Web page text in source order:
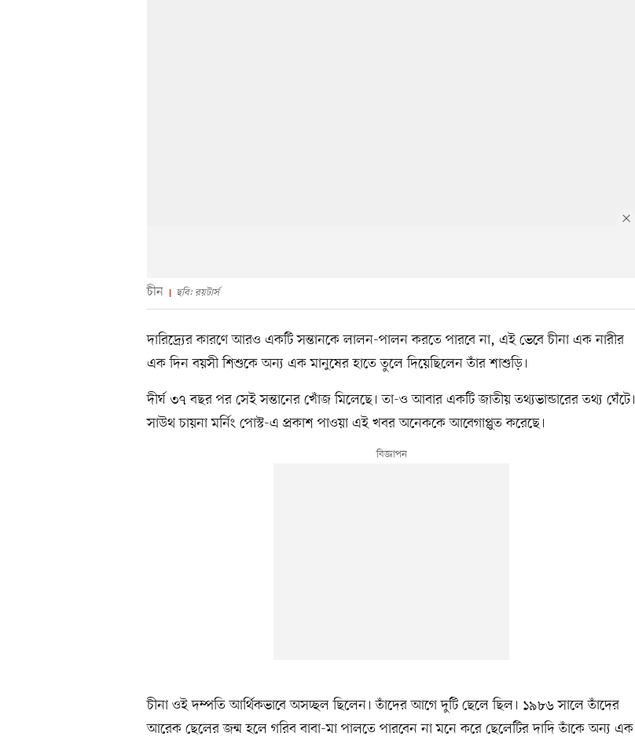
চীন ছবি: রয়টার্স
দারিদ্র্যের কারণে আরও একটি সন্তানকে লালন-পালন করতে পারবে না, এই ভেবে চীনা এক নারীর
এক দিন বয়সী শিশুকে অন্য এক মানুষের হাতে তুলে দিয়েছিলেন তাঁর শাশুড়ি।
দীর্ঘ ৩৭ বছর পর সেই সন্তানের খোঁজ মিলেছে। তা-ও আবার একটি জাতীয় তথ্যভান্ডারের তথ্য ঘেঁটে।
সাউথ চায়না মর্নিং পোস্ট-এ প্রকাশ পাওয়া এই খবর অনেককে আবেগাপ্লুত করেছে।
চীনা ওই দম্পতি আর্থিকভাবে অসচ্ছল ছিলেন। তাঁদের আগে দুটি ছেলে ছিল। ১৯৮৬ সালে তাঁদের
আরেক ছেলের জন্ম হলে গরিব বাবা-মা পালতে পারবেন না মনে করে ছেলেটির দাদি তাঁকে অন্য এক